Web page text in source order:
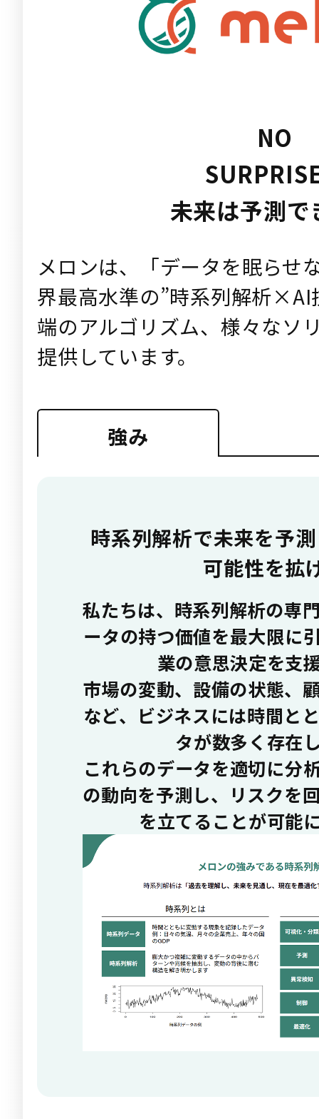
NO
未来は予測で
メロンは、「データを眠らせ
界最高水準の”時系列解析×AI
端のアルゴリズム、様々なソ
提供しています。
強み
時系列解析で未来を予
可能性を拡
私たちは、時系列解析の専
ータの持つ価値を最大限に
業の意思決定を支
市場の変動、設備の状態、
など、ビジネスには時間と
タが数多く存在
これらのデータを適切に分
の動向を予測し、リスクを
を立てることが可能